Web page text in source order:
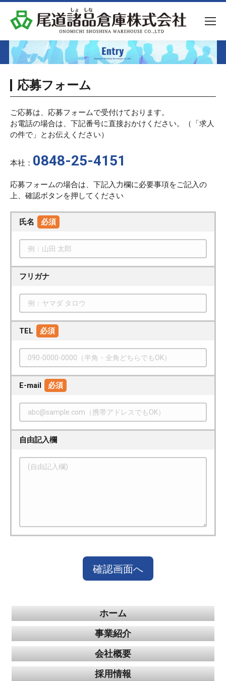
応募フォーム
ご応募は、応募フォームで受付けております。
お電話の場合は、下記番号に直接おかけください。（「求人
の件で」とお伝えください）
本社： 0848-25-4151
応募フォームの場合は、下記入力欄に必要事項をご記入の
上、確認ボタンを押してください
氏名 必須
フリガナ
TEL 必須
E-mail 必須
自由記入欄
ホーム
事業紹介
会社概要
採用情報